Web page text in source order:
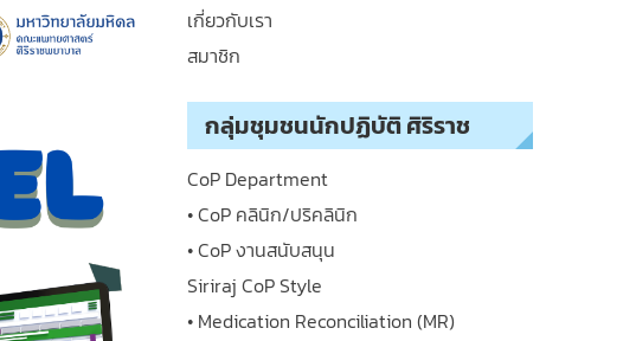
เกี่ยวกับเรา
สมาชิก
กลุ่มชุมชนนักปฏิบัติ ศิริราช
CoP Department
• CoP คลินิก/ปริคลินิก
• CoP งานสนับสนุน
Siriraj CoP Style
• Medication Reconciliation (MR)